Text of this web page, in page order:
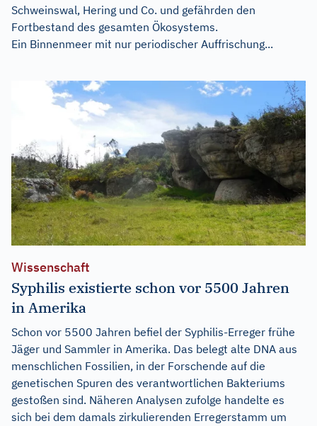
Schweinswal, Hering und Co. und gefährden den
Fortbestand des gesamten Ökosystems.
Ein Binnenmeer mit nur periodischer Auffrischung...
Wissenschaft
Syphilis existierte schon vor 5500 Jahren
in Amerika
Schon vor 5500 Jahren befiel der Syphilis-Erreger frühe
Jäger und Sammler in Amerika. Das belegt alte DNA aus
menschlichen Fossilien, in der Forschende auf die
genetischen Spuren des verantwortlichen Bakteriums
gestoßen sind. Näheren Analysen zufolge handelte es
sich bei dem damals zirkulierenden Erregerstamm um